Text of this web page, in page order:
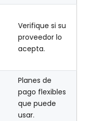
Verifique si su
proveedor lo
acepta.
Planes de
pago flexibles
que puede
usar.